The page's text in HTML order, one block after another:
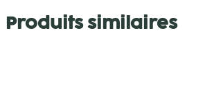
Produits similaires